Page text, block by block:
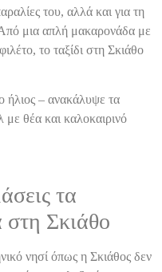
του, αλλά και για τη
μια απλή μακαρονάδα με
το ταξίδι στη Σκιάθο
ήλιος – ανακάλυψε τα
με θέα και καλοκαιρινό
τα
στη Σκιάθο
νησί όπως η Σκιάθος δεν